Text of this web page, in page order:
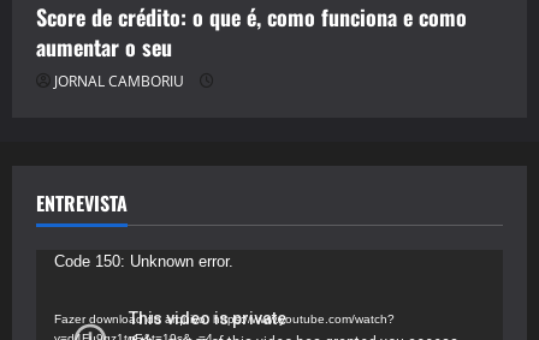
Score de crédito: o que é, como funciona e como
aumentar o seu
JORNAL CAMBORIU
ENTREVISTA
Tocador
vídeo
Code 150: Unknown error.
Fazer download do arquivo: https://www.youtube.com/watch?